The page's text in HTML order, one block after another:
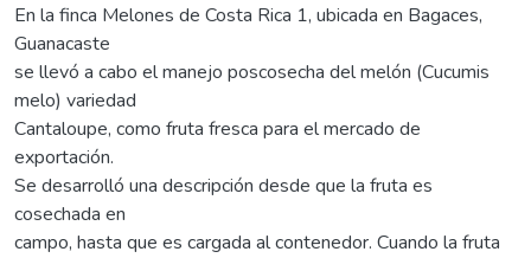
En la finca Melones de Costa Rica 1, ubicada en Bagaces,
Guanacaste
se llevó a cabo el manejo poscosecha del melón (Cucumis
melo) variedad
Cantaloupe, como fruta fresca para el mercado de
exportación.
Se desarrolló una descripción desde que la fruta es
cosechada en
campo, hasta que es cargada al contenedor. Cuando la fruta